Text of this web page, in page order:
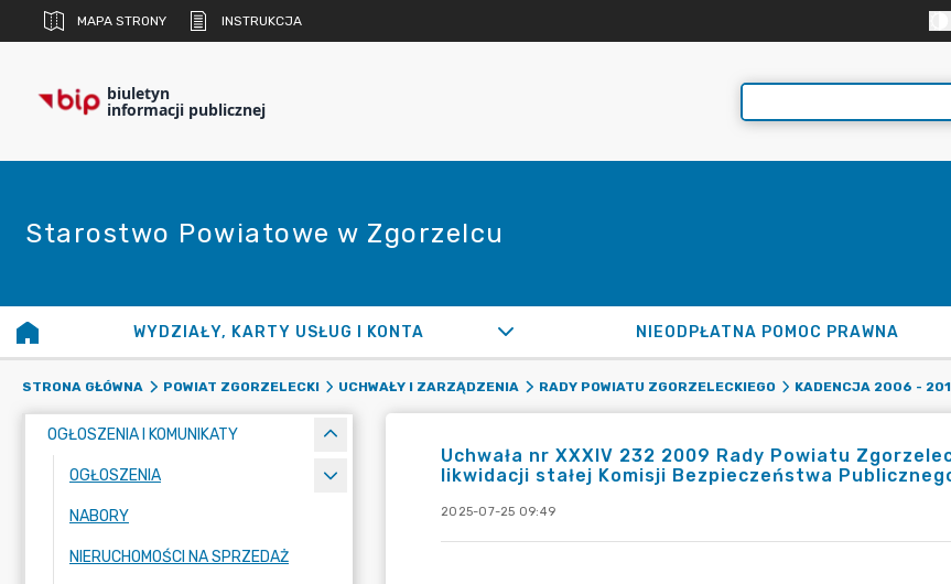
MAPA STRONY INSTRUKCJA
biuletyn
informacji publicznej
Starostwo Powiatowe w Zgorzelcu
WYDZIAŁY, KARTY USŁUG I KONTA NIEODPŁATNA POMOC PRAWNA
STRONA GŁÓWNA POWIAT ZGORZELECKI UCHWAŁY I ZARZĄDZENIA RADY POWIATU ZGORZELECKIEGO KADENCJA 2006 -
OGŁOSZENIA I KOMUNIKATY
OGŁOSZENIA
NABORY
NIERUCHOMOŚCI NA SPRZEDAŻ
Uchwała nr XXXIV 232 2009 Rady Powiatu
likwidacji stałej Komisji Bezpieczeństwa
2025-07-25 09:49